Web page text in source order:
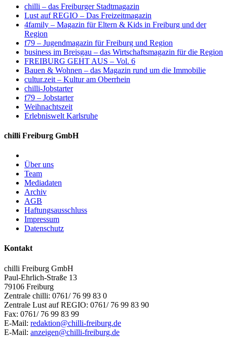
chilli – das Freiburger Stadtmagazin
Lust auf REGIO – Das Freizeitmagazin
4family – Magazin für Eltern & Kids in Freiburg und der
Region
f79 – Jugendmagazin für Freiburg und Region
business im Breisgau – das Wirtschaftsmagazin für die Region
FREIBURG GEHT AUS – Vol. 6
Bauen & Wohnen – das Magazin rund um die Immobilie
cultur.zeit – Kultur am Oberrhein
chilli-Jobstarter
f79 – Jobstarter
Weihnachtszeit
Erlebniswelt Karlsruhe
chilli Freiburg GmbH
Über uns
Team
Mediadaten
Archiv
AGB
Haftungsausschluss
Impressum
Datenschutz
Kontakt
chilli Freiburg GmbH
Paul-Ehrlich-Straße 13
79106 Freiburg
Zentrale chilli: 0761/ 76 99 83 0
Zentrale Lust auf REGIO: 0761/ 76 99 83 90
Fax: 0761/ 76 99 83 99
E-Mail: redaktion@chilli-freiburg.de
E-Mail: anzeigen@chilli-freiburg.de